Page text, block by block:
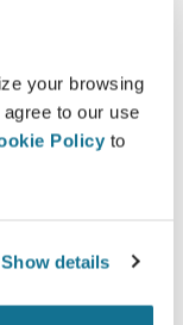
your browsing
to our use
Policy to
Show details
た３Dシミュ